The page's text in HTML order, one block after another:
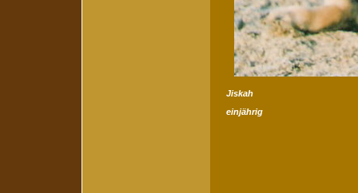
Jiskah
einjährig